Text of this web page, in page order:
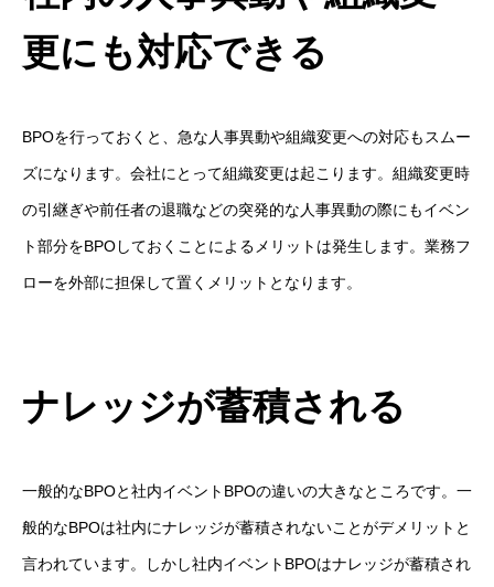
更にも対応できる
BPOを行っておくと、急な人事異動や組織変更への対応もスムー
ズになります。会社にとって組織変更は起こります。組織変更時
の引継ぎや前任者の退職などの突発的な人事異動の際にもイベン
ト部分をBPOしておくことによるメリットは発生します。業務フ
ローを外部に担保して置くメリットとなります。
ナレッジが蓄積される
一般的なBPOと社内イベントBPOの違いの大きなところです。一
般的なBPOは社内にナレッジが蓄積されないことがデメリットと
言われています。しかし社内イベントBPOはナレッジが蓄積され